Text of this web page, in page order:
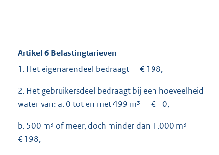
Artikel 6 Belastingtarieven
1. Het eigenarendeel bedraagt € 198,--
2. Het gebruikersdeel bedraagt bij een hoeveelheid
water van: a. 0 tot en met 499 m³ € 0,--
b. 500 m³ of meer, doch minder dan 1.000 m³
€ 198,--